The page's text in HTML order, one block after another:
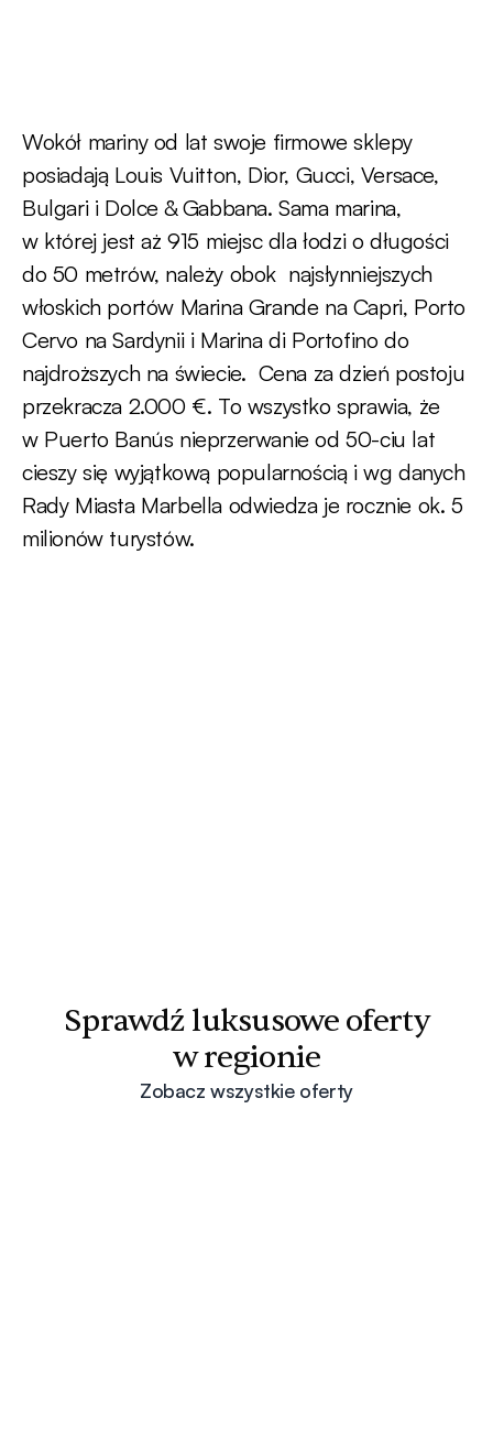
Wokół mariny od lat swoje firmowe sklepy
posiadają Louis Vuitton, Dior, Gucci, Versace,
Bulgari i Dolce & Gabbana. Sama marina,
w której jest aż 915 miejsc dla łodzi o długości
do 50 metrów, należy obok najsłynniejszych
włoskich portów Marina Grande na Capri, Porto
Cervo na Sardynii i Marina di Portofino do
najdroższych na świecie. Cena za dzień postoju
przekracza 2.000 €. To wszystko sprawia, że
w Puerto Banús nieprzerwanie od 50-ciu lat
cieszy się wyjątkową popularnością i wg danych
Rady Miasta Marbella odwiedza je rocznie ok. 5
milionów turystów.
Sprawdź luksusowe oferty
w regionie
Zobacz wszystkie oferty